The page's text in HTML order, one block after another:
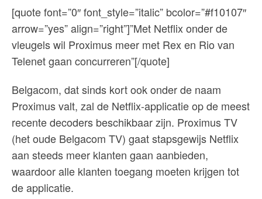
[quote font=”0″ font_style=”italic” bcolor=”#f10107″
arrow=”yes” align=”right”]”Met Netflix onder de
vleugels wil Proximus meer met Rex en Rio van
Telenet gaan concurreren”[/quote]
Belgacom, dat sinds kort ook onder de naam
Proximus valt, zal de Netflix-applicatie op de meest
recente decoders beschikbaar zijn. Proximus TV
(het oude Belgacom TV) gaat stapsgewijs Netflix
aan steeds meer klanten gaan aanbieden,
waardoor alle klanten toegang moeten krijgen tot
de applicatie.